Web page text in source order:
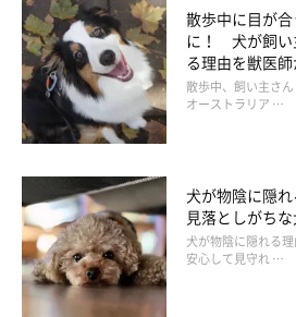
洗面器
犬用シャンプー＆リンス
散歩中に目が
に！ 犬が飼い
る理由を獣医
散歩中、飼い主さ
オーストラリア …
犬が物陰に隠
見落としがち
犬が物陰に隠れる
安心して見守れ …